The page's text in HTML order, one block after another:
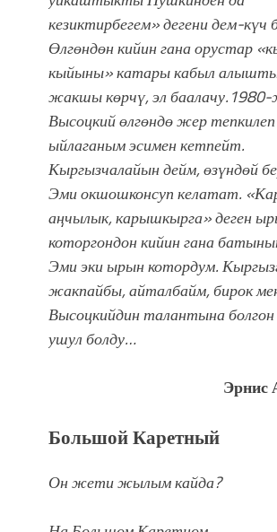
кезиктирбегем» дегени дем-күч
Өлгөндөн кийин гана орустар
кыйыны» катары кабыл
жакшы көрчү, эл
Высоцкий өлгөндө жер тепкилеп
ыйлаганым эсимен кетпейт.
Кыргызчалайын дейм, өзүндөй
Эми окшошконсуп келатат.
аӊчылык, карышкырга» деген
которгондон кийин гана
Эми эки ырын котордум.
жакпайбы, айталбайм, бирок
Высоцкийдин талантына
ушул болду…
Эрнис
Большой Каретный
Он жети жылым кайда?